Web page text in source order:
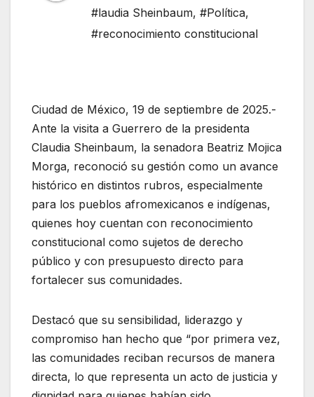
#laudia Sheinbaum, #Política,
#reconocimiento constitucional
Ciudad de México, 19 de septiembre de 2025.-
Ante la visita a Guerrero de la presidenta
Claudia Sheinbaum, la senadora Beatriz Mojica
Morga, reconoció su gestión como un avance
histórico en distintos rubros, especialmente
para los pueblos afromexicanos e indígenas,
quienes hoy cuentan con reconocimiento
constitucional como sujetos de derecho
público y con presupuesto directo para
fortalecer sus comunidades.
Destacó que su sensibilidad, liderazgo y
compromiso han hecho que “por primera vez,
las comunidades reciban recursos de manera
directa, lo que representa un acto de justicia y